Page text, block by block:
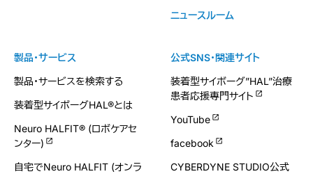
製品・サービス
製品・サービスを検索する
装着型サイボーグHAL®とは
Neuro HALFIT® (ロボケアセ
ンター)
自宅でNeuro HALFIT (オンラ
ニュースルーム
公式SNS・関連サイト
装着型サイボーグ”HAL”治療
患者応援専門サイト
YouTube
facebook
CYBERDYNE STUDIO公式